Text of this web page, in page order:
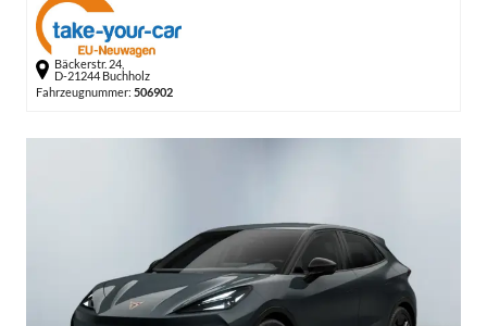
Bäckerstr. 24,
D-21244 Buchholz
Fahrzeugnummer: 506902